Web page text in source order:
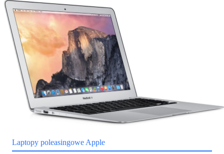
Laptopy poleasingowe Apple